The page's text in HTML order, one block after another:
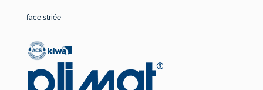
face striée